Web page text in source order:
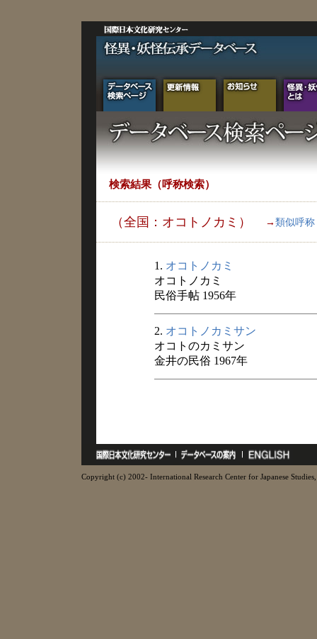
検索結果（呼称検索）
（全国：オコトノカミ） → 類似呼称
1. オコトノカミ
オコトノカミ
民俗手帖 1956年
2. オコトノカミサン
オコトのカミサン
金井の民俗 1967年
Copyright (c) 2002- International Research Center for Japanese